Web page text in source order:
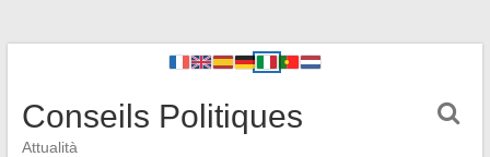
Conseils Politiques
Attualità